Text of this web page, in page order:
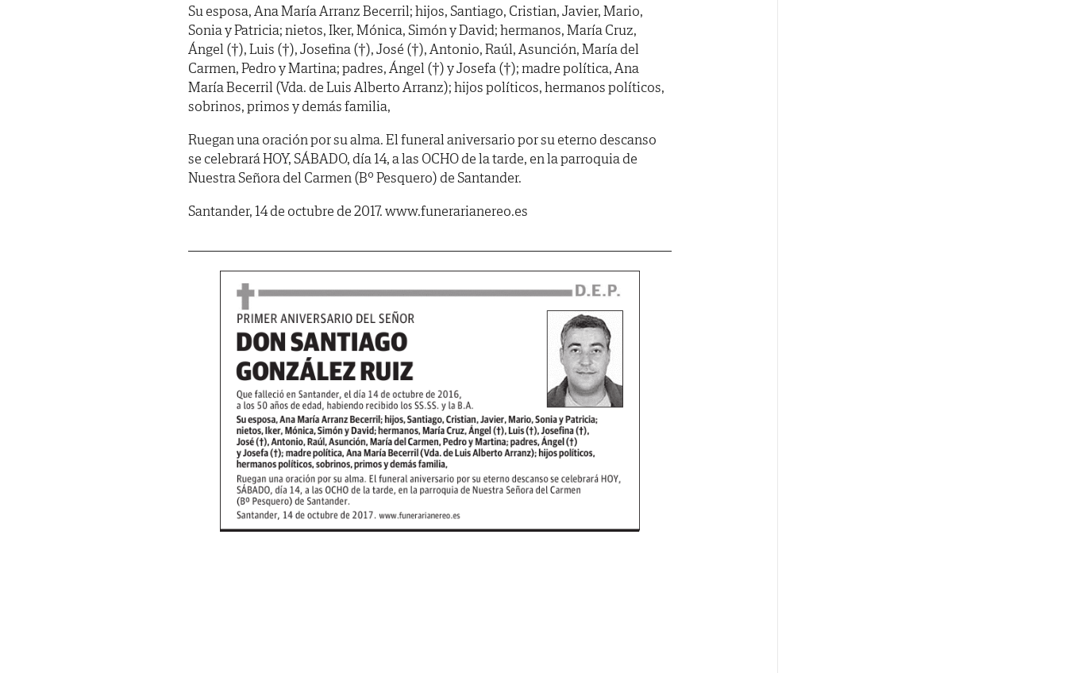
Su esposa, Ana María Arranz Becerril; hijos, Santiago, Cristian, Javier, Mario,
Sonia y Patricia; nietos, Iker, Mónica, Simón y David; hermanos, María Cruz,
Ángel (†), Luis (†), Josefina (†), José (†), Antonio, Raúl, Asunción, María del
Carmen, Pedro y Martina; padres, Ángel (†) y Josefa (†); madre política, Ana
María Becerril (Vda. de Luis Alberto Arranz); hijos políticos, hermanos políticos,
sobrinos, primos y demás familia,
Ruegan una oración por su alma. El funeral aniversario por su eterno descanso
se celebrará HOY, SÁBADO, día 14, a las OCHO de la tarde, en la parroquia de
Nuestra Señora del Carmen (Bº Pesquero) de Santander.
Santander, 14 de octubre de 2017. www.funerarianereo.es